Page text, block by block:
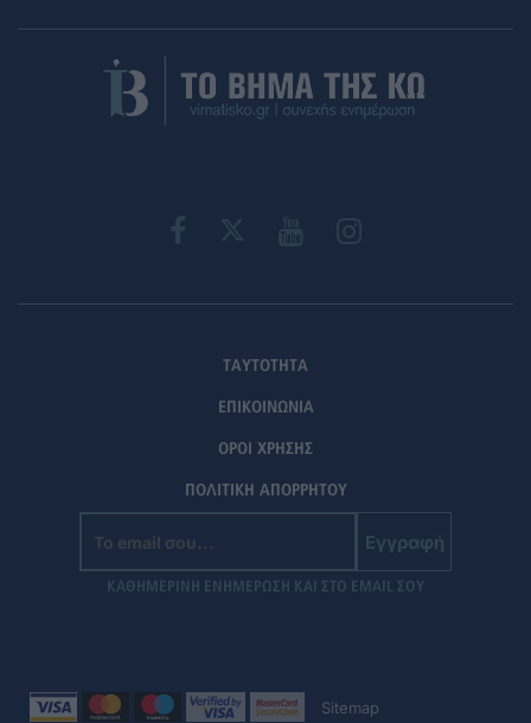
ΤΑΥΤΟΤΗΤΑ
ΕΠΙΚΟΙΝΩΝΙΑ
ΟΡΟΙ ΧΡΗΣΗΣ
ΠΟΛΙΤΙΚΗ ΑΠΟΡΡΗΤΟΥ
Εγγραφή
ΚΑΘΗΜΕΡΙΝΗ ΕΝΗΜΕΡΩΣΗ ΚΑΙ ΣΤΟ EMAIL ΣΟΥ
Sitemap